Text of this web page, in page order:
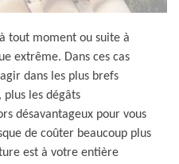
tout moment ou suite à
extrême. Dans ces cas
dans les plus brefs
plus les dégâts
désavantageux pour vous
de coûter beaucoup plus
est à votre entière